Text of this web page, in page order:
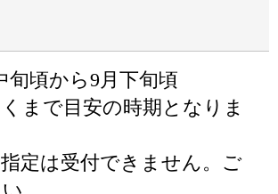
旬頃から9月下旬頃
まで目安の時期となりま
定は受付できません。ご